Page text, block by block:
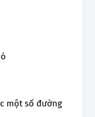
một số đường